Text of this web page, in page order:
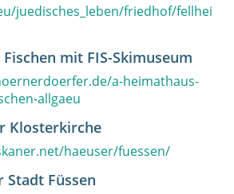
juedisches_leben/friedhof/fellhei
mit FIS-Skimuseum
a-heimathaus-
allgaeu
Klosterkirche
haeuser/fuessen/
Stadt Füssen